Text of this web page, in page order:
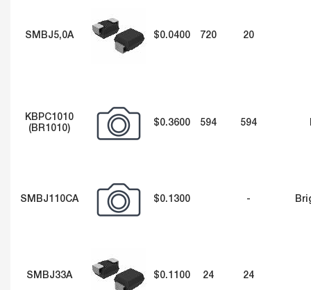
SMBJ5,0A $0.0400 720 20
KBPC1010
(BR1010)
$0.3600 594 594
SMBJ110CA $0.1300 -
SMBJ33A $0.1100 24 24